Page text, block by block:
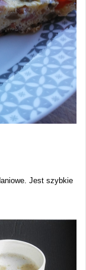
Jest szybkie